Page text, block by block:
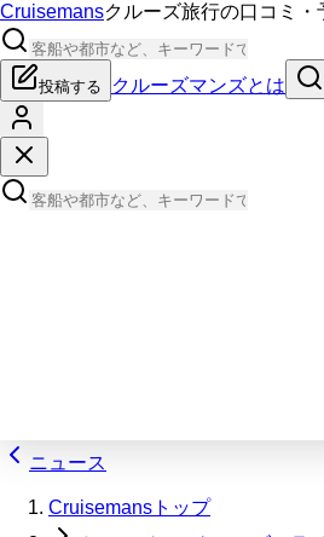
Cruisemansクルーズ旅行の口コミ・
投稿する クルーズマンズとは
ニュース
Cruisemansトップ